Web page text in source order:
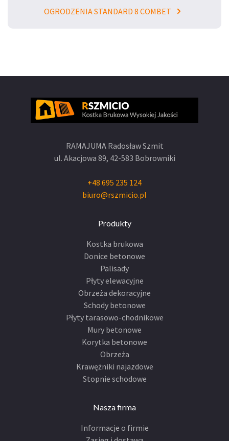
OGRODZENIA STANDARD 8 COMBET
RAMAJUMA Radosław Szmit
ul. Akacjowa 89, 42-583 Bobrowniki
+48 695 235 124
biuro@rszmicio.pl
Produkty
Kostka brukowa
Donice betonowe
Palisady
Płyty elewacyjne
Obrzeża dekoracyjne
Schody betonowe
Płyty tarasowo-chodnikowe
Mury betonowe
Korytka betonowe
Obrzeża
Krawężniki najazdowe
Stopnie schodowe
Nasza firma
Informacje o firmie